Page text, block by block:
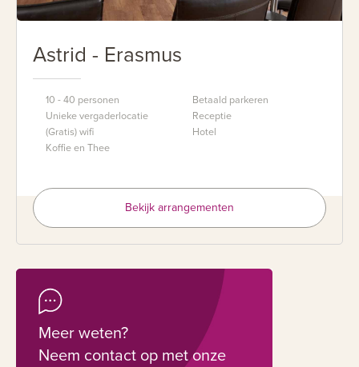
Astrid - Erasmus
10 - 40 personen
Unieke vergaderlocatie
(Gratis) wifi
Koffie en Thee
Betaald parkeren
Receptie
Hotel
Bekijk arrangementen
Meer weten?
Neem contact op met onze